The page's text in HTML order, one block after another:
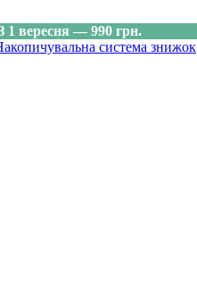
1 вересня — 990 грн.
система знижок